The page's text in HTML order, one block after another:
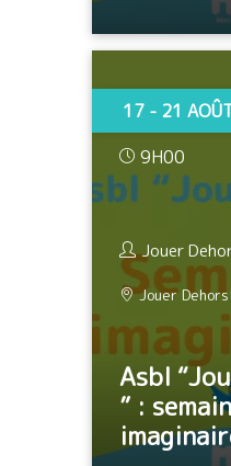
17 - 21
9H00
Jouer
Jouer
Asbl
” :